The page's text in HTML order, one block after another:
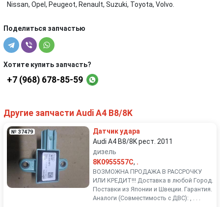
Nissan, Opel, Peugeot, Renault, Suzuki, Toyota, Volvo.
Поделиться запчастью
Хотите купить запчасть?
+7 (968) 678-85-59
Другие запчасти Audi A4 B8/8K
№ 37479
Датчик удара
Audi A4 B8/8K рест. 2011
дизель
8K0955557C, .
ВОЗМОЖНА ПРОДАЖА В РАССРОЧКУ
ИЛИ КРЕДИТ!!! Доставка в любой Город.
Поставки из Японии и Швеции. Гарантия.
Аналоги (Совместимость с ДВС): , . . .